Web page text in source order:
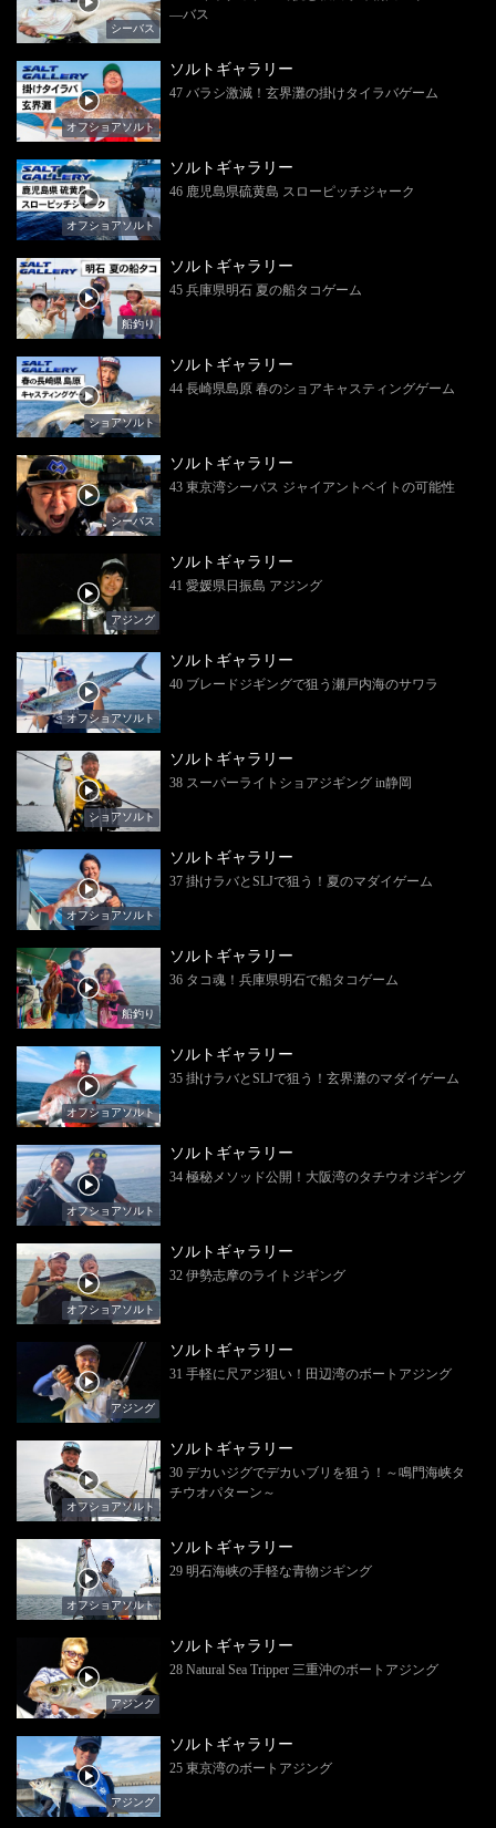
シーバス
―バス
オフショアソルト
ソルトギャラリー
47 バラシ激減！玄界灘の掛けタイラバゲーム
オフショアソルト
ソルトギャラリー
46 鹿児島県硫黄島 スローピッチジャーク
船釣り
ソルトギャラリー
45 兵庫県明石 夏の船タコゲーム
ショアソルト
ソルトギャラリー
44 長崎県島原 春のショアキャスティングゲーム
シーバス
ソルトギャラリー
43 東京湾シーバス ジャイアントベイトの可能性
アジング
ソルトギャラリー
41 愛媛県日振島 アジング
オフショアソルト
ソルトギャラリー
40 ブレードジギングで狙う瀬戸内海のサワラ
ショアソルト
ソルトギャラリー
38 スーパーライトショアジギング in静岡
オフショアソルト
ソルトギャラリー
37 掛けラバとSLJで狙う！夏のマダイゲーム
船釣り
ソルトギャラリー
36 タコ魂！兵庫県明石で船タコゲーム
オフショアソルト
ソルトギャラリー
35 掛けラバとSLJで狙う！玄界灘のマダイゲーム
オフショアソルト
ソルトギャラリー
34 極秘メソッド公開！大阪湾のタチウオジギング
オフショアソルト
ソルトギャラリー
32 伊勢志摩のライトジギング
アジング
ソルトギャラリー
31 手軽に尺アジ狙い！田辺湾のボートアジング
オフショアソルト
ソルトギャラリー
30 デカいジグでデカいブリを狙う！～鳴門海峡タ
チウオパターン～
オフショアソルト
ソルトギャラリー
29 明石海峡の手軽な青物ジギング
アジング
ソルトギャラリー
28 Natural Sea Tripper 三重沖のボートアジング
アジング
ソルトギャラリー
25 東京湾のボートアジング